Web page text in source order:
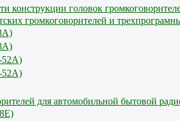
конструкции головок
громкоговорителей и
52А)
52А)
для автомобильной бытовой